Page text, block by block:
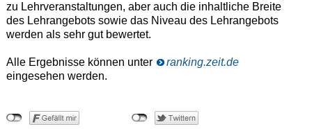
zu Lehrveranstaltungen, aber auch die inhaltliche Breite
des Lehrangebots sowie das Niveau des Lehrangebots
werden als sehr gut bewertet.
Alle Ergebnisse können unter
ranking.zeit.de
eingesehen werden.